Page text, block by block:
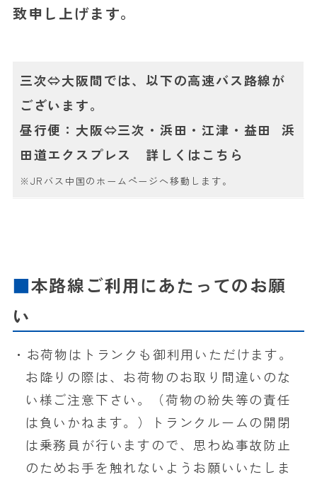
致申し上げます。
三次⇔大阪間では、以下の高速バス路線が
ございます。
昼行便：大阪⇔三次・浜田・江津・益田 浜
田道エクスプレス 詳しくはこちら
※JRバス中国のホームページへ移動します。
本路線ご利用にあたってのお願
い
・お荷物はトランクも御利用いただけます。
お降りの際は、お荷物のお取り間違いのな
い様ご注意下さい。（荷物の紛失等の責任
は負いかねます。）トランクルームの開閉
は乗務員が行いますので、思わぬ事故防止
のためお手を触れないようお願いいたしま